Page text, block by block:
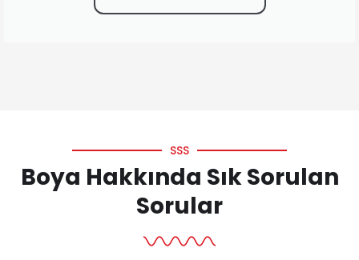
SSS
Boya Hakkında Sık Sorulan
Sorular